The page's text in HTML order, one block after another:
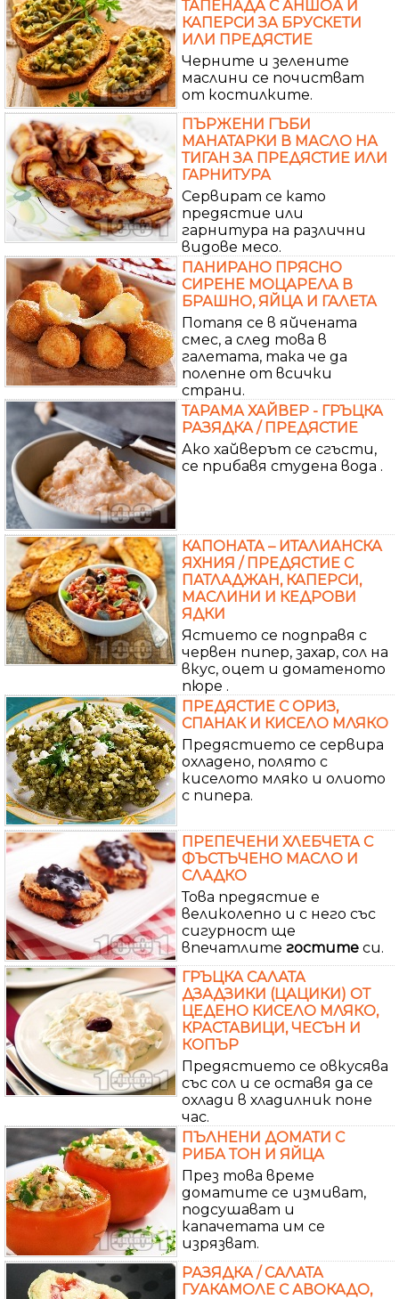
ТАПЕНАДА С АНШОА И
КАПЕРСИ ЗА БРУСКЕТИ
ИЛИ ПРЕДЯСТИЕ
Черните и зелените
маслини се почистват
от костилките.
ПЪРЖЕНИ ГЪБИ
МАНАТАРКИ В МАСЛО НА
ТИГАН ЗА ПРЕДЯСТИЕ ИЛИ
ГАРНИТУРА
Сервират се като
предястие или
гарнитура на различни
видове месо.
ПАНИРАНО ПРЯСНО
СИРЕНЕ МОЦАРЕЛА В
БРАШНО, ЯЙЦА И ГАЛЕТА
Потапя се в яйчената
смес, а след това в
галетата, така че да
полепне от всички
страни.
ТАРАМА ХАЙВЕР - ГРЪЦКА
РАЗЯДКА / ПРЕДЯСТИЕ
Ако хайверът се сгъсти,
се прибавя студена вода .
КАПОНАТА – ИТАЛИАНСКА
ЯХНИЯ / ПРЕДЯСТИЕ С
ПАТЛАДЖАН, КАПЕРСИ,
МАСЛИНИ И КЕДРОВИ
ЯДКИ
Ястието се подправя с
червен пипер, захар, сол на
вкус, оцет и доматеното
пюре .
ПРЕДЯСТИЕ С ОРИЗ,
СПАНАК И КИСЕЛО МЛЯКО
Предястието се сервира
охладено, полято с
киселото мляко и олиото
с пипера.
ПРЕПЕЧЕНИ ХЛЕБЧЕТА С
ФЪСТЪЧЕНО МАСЛО И
СЛАДКО
Това предястие е
великолепно и с него със
сигурност ще
впечатлите гостите си.
ГРЪЦКА САЛАТА
ДЗАДЗИКИ (ЦАЦИКИ) ОТ
ЦЕДЕНО КИСЕЛО МЛЯКО,
КРАСТАВИЦИ, ЧЕСЪН И
КОПЪР
Предястието се овкусява
със сол и се оставя да се
охлади в хладилник поне
час.
ПЪЛНЕНИ ДОМАТИ С
РИБА ТОН И ЯЙЦА
През това време
доматите се измиват,
подсушават и
капачетата им се
изрязват.
РАЗЯДКА / САЛАТА
ГУАКАМОЛЕ С АВОКАДО,